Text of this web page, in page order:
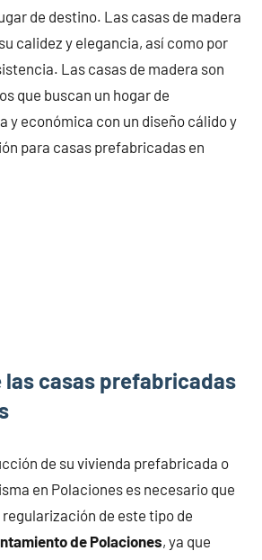
de destino. Las casas de madera
calidez y elegancia, así como por
Las casas de madera son
que buscan un hogar de
y económica con un diseño cálido y
para casas prefabricadas en
las casas prefabricadas
de su vivienda prefabricada o
en Polaciones es necesario que
de este tipo de
de Polaciones, ya que